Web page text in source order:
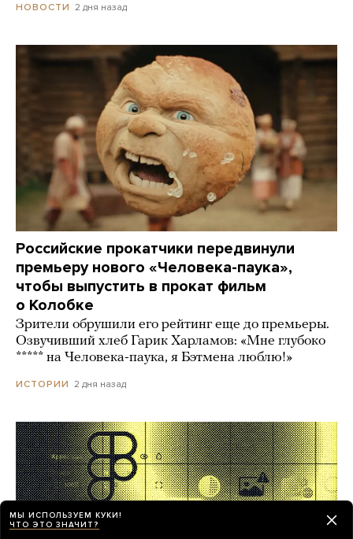
НОВОСТИ 2 дня назад
Российские прокатчики передвинули
премьеру нового «Человека-паука»,
чтобы выпустить в прокат фильм
о Колобке
Зрители обрушили его рейтинг еще до премьеры.
Озвучивший хлеб Гарик Харламов: «Мне глубоко
***** на Человека-паука, я Бэтмена люблю!»
ИСТОРИИ 2 дня назад
МЫ ИСПОЛЬЗУЕМ КУКИ!
ЧТО ЭТО ЗНАЧИТ?